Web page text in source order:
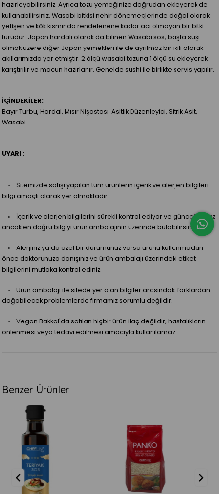
hazırlayabilirsiniz. Ayrıca tozu yemeğinize doğrudan ekleyerek de
kullanabilirsiniz. Wasabi bitkisi nehir dönemeçlerinde doğal olarak
yetişen ve kök kısmında rendelenene kadar acı olmayan bir bitki
türüdür. Japon hardalı olarak da bilinen Wasabi sos, başta suşi
olmak üzere diğer Japon yemekleri ile de ayrılmaz bir ikili olarak
akıllarımızda yer etmiştir. 2 ölçü wasabi tozuna 1 ölçü su ekleyerek
karıştırılır ve macun hazırlanır. Genelde sushi ile birlikte servis yapılır.
İÇİNDEKİLER:
Bayır Turbu, Hardal, Mısır Nişastası, Asitlik Düzenleyici, Sitrik Asit,
Wasabi.
UYARI :
◦ Sitemizde satışı yapılan tüm ürünlerin içerik ve alerjen bilgileri
bilgi amaçlı olarak yer almaktadır.
◦ İçerik ve alerjen bilgilerini sürekli kontrol ediyor ve güncelliyoruz
ancak en doğru bilgiyi ürün ambalajının üzerinde bulabilirsiniz.
◦ Alerjiniz ya da özel bir durumunuz varsa ürünü kullanmadan
önce doktorunuza danışınız ve ürün ambalajı üzerindeki etiket
bilgilerini mutlaka kontrol ediniz.
◦ Ürün ambalajı ile sitede yer alan bilgiler arasındaki farklardan
doğabilecek problemlerde firmamız sorumlu değildir.
◦ Vegan Bakkal'da satılan hiçbir ürün ilaç değildir, hastalıkların
önlenmesi veya tedavi edilmesi amacıyla kullanılamaz.
Benzer Ürünler